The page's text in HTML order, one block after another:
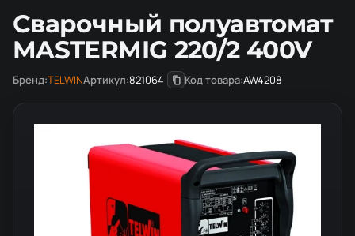
Сварочный полуавтомат
MASTERMIG 220/2 400V
Бренд:TELWINАртикул:821064 Код товара:AW4208